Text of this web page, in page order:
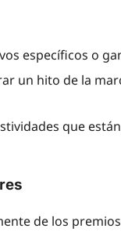
específicos o
un hito de la
que
de los